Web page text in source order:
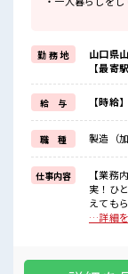
・地元から出て
そんな方にピッタ
赴任地までの交通
遠方の方もご安
≪残業多めでが
高収入を希望され
残業は月20時間以
制服があると毎日
≪収入アップを目
高時給だらけの
■職場の雰囲気
一息つける休憩
持ち物が多いあ
寮付きで一人暮
勤 務 地
山口県
【最寄
給 与 【時給
職 種 製造（
仕事内容
【業務
実！ひ
えても
ルを操
は混雑
…詳細